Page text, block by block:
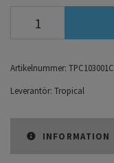
Artikelnummer: TPC103001C
Leverantör: Tropical
INFORMATION